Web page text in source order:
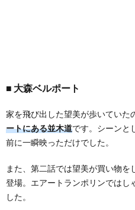
大森ベルポート
家を飛び出した望美が歩いていた
ートにある並木道です。シーンと
前に一瞬映っただけでした。
また、第二話では望美が買い物
登場。エアートランポリンではし
した。